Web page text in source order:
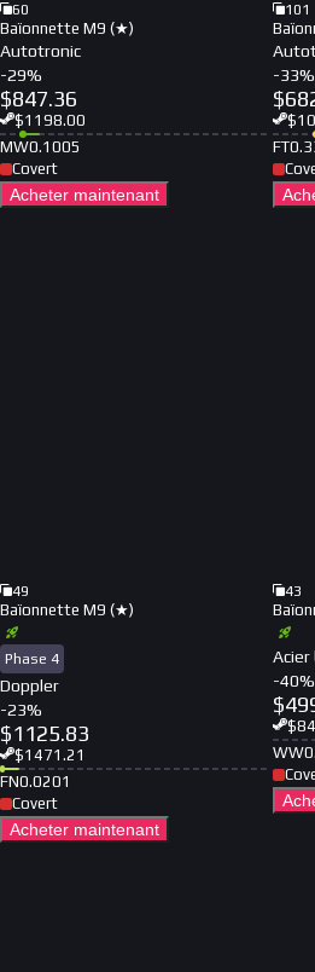
60
Baïonnette M9 (★)
Autotronic
-29%
$847.36
$1198.00
MW0.1005
Covert
Acheter maintenant
101
-33%
$
$
FT
49
Baïonnette M9 (★)
Phase 4
Doppler
-23%
$1125.83
$1471.21
FN0.0201
Covert
Acheter maintenant
43
Acier
-40%
$
$
WW